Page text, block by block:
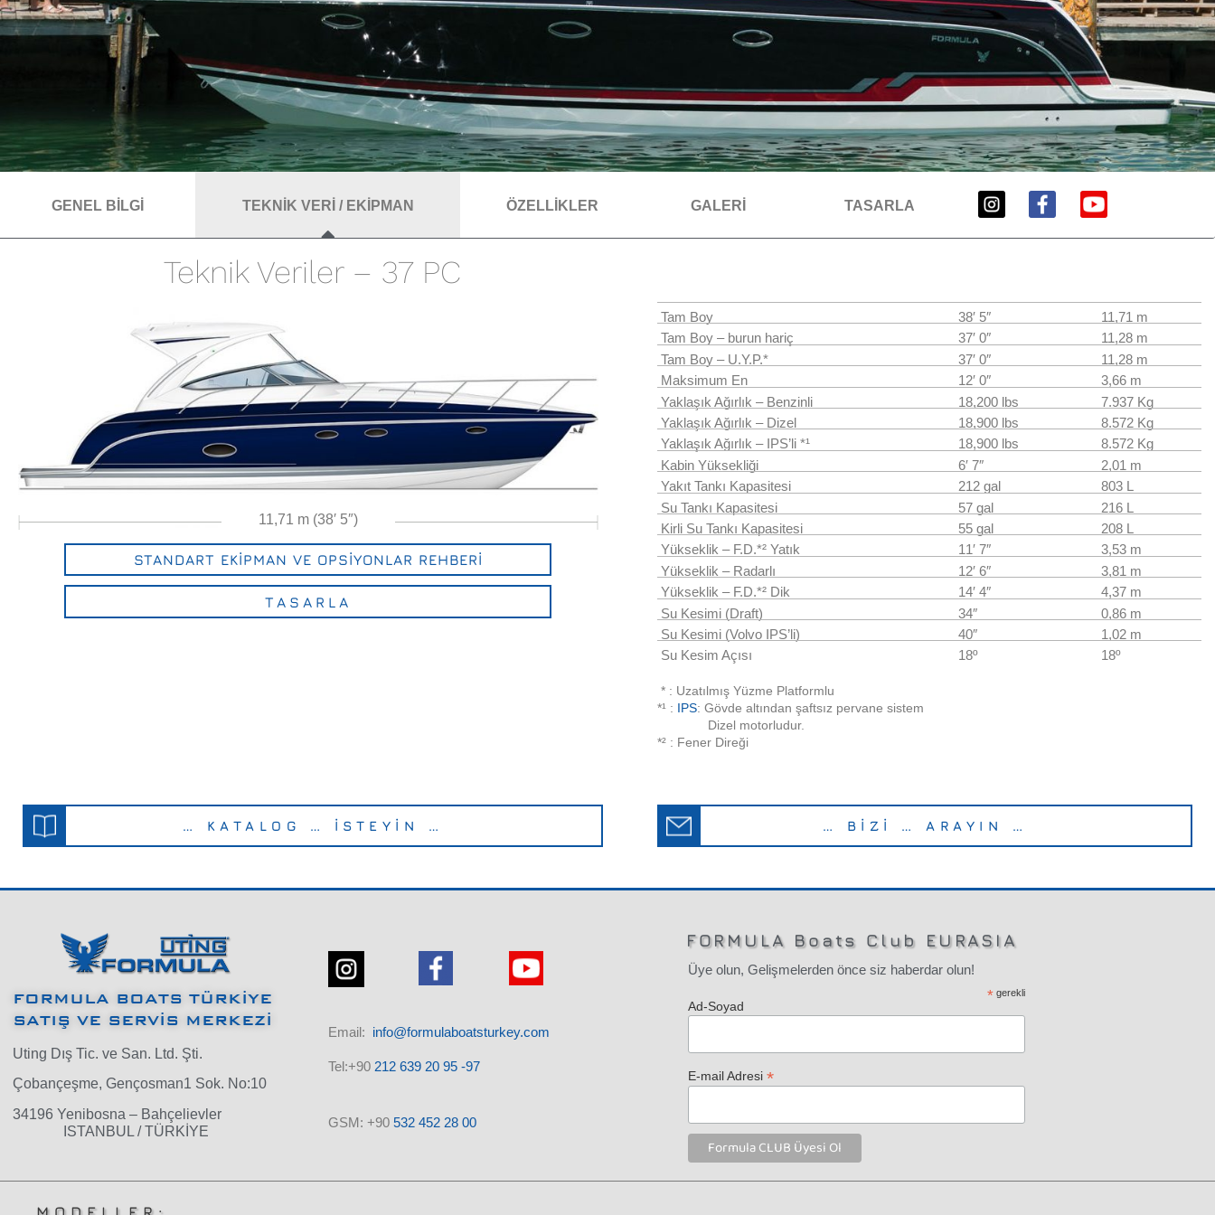
GENEL BİLGİ TEKNİK VERİ / EKİPMAN ÖZELLİKLER GALERİ TASARLA
Teknik Veriler – 37 PC
11,71 m (38′ 5″)
STANDART EKİPMAN VE OPSİYONLAR REHBERİ
TASARLA
Tam Boy
Tam Boy – burun hariç
Tam Boy – U.Y.P.*
Maksimum En
Yaklaşık Ağırlık – Benzinli
Yaklaşık Ağırlık – Dizel
Yaklaşık Ağırlık – IPS’li *¹
Kabin Yüksekliği
Yakıt Tankı Kapasitesi
Su Tankı Kapasitesi
Kirli Su Tankı Kapasitesi
Yükseklik – F.D.*² Yatık
Yükseklik – Radarlı
Yükseklik – F.D.*² Dik
Su Kesimi (Draft)
Su Kesimi (Volvo IPS’li)
Su Kesim Açısı
* : Uzatılmış Yüzme Platformlu
*¹ : IPS: Gövde altından şaftsız pervane sistem
Dizel motorludur.
*² : Fener Direği
38′ 5″
37′ 0″
37′ 0″
12′ 0″
18,200 lbs
18,900 lbs
18,900 lbs
6′ 7″
212 gal
57 gal
55 gal
11′ 7″
12′ 6″
14′ 4″
34″
40″
18º
11,71 m
11,28 m
11,28 m
3,66 m
7.937 Kg
8.572 Kg
8.572 Kg
2,01 m
803 L
216 L
208 L
3,53 m
3,81 m
4,37 m
0,86 m
1,02 m
18º
… KATALOG … İSTEYİN … … BİZİ … ARAYIN …
FORMULA BOATS TÜRKİYE
SATIŞ VE SERVİS MERKEZİ
Uting Dış Tic. ve San. Ltd. Şti.
Çobançeşme, Gençosman1 Sok. No:10
34196 Yenibosna – Bahçelievler
ISTANBUL / TÜRKİYE
Email: info@formulaboatsturkey.com
Tel:+90212 639 20 95 -97
GSM: +90 532452 2800
FORMULA Boats Club EURASIA
Üye olun, Gelişmelerden önce siz haberdar olun!
* gerekli
Ad-Soyad
E-mail Adresi *